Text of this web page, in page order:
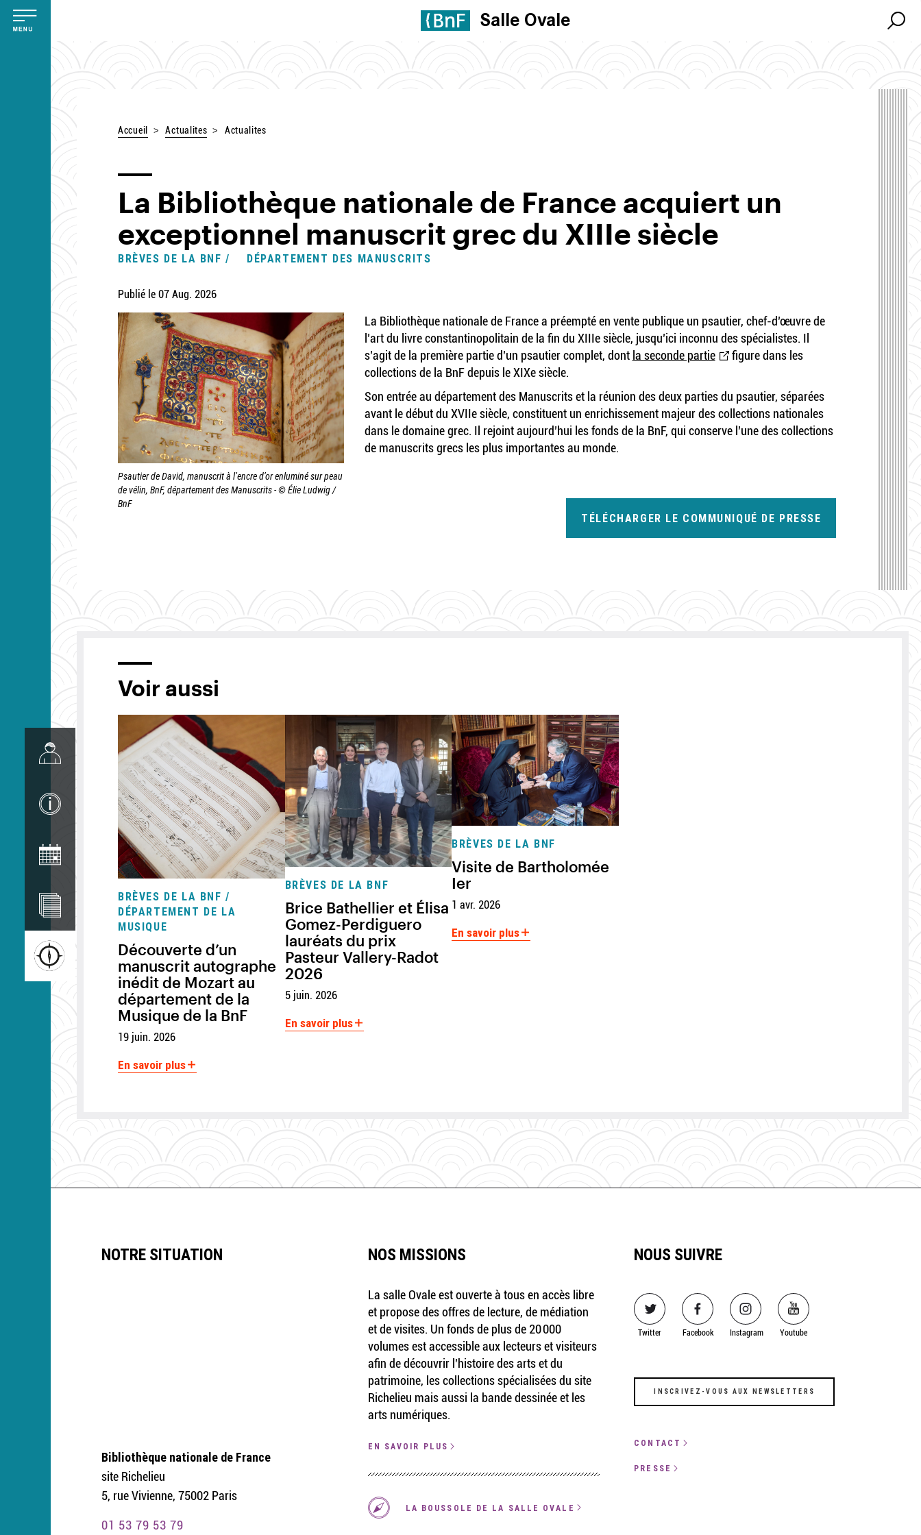
Aller
Image
Salle Ovale Search
Search
Accueil Actualites Actualites
La Bibliothèque nationale de France acquiert un
exceptionnel manuscrit grec du XIIIe siècle
BRÈVES DE LA BNF / DÉPARTEMENT DES MANUSCRITS
Publié le 07 Aug. 2026
Psautier de David, manuscrit à l’encre d’or enluminé sur peau
de vélin, BnF, département des Manuscrits - © Élie Ludwig /
BnF
La Bibliothèque nationale de France a préempté en vente publique un psautier, chef-d’œuvre de
l’art du livre constantinopolitain de la fin du XIIIe siècle, jusqu’ici inconnu des spécialistes. Il
s’agit de la première partie d’un psautier complet, dont la seconde partie
figure dans les
collections de la BnF depuis le XIXe siècle.
Son entrée au département des Manuscrits et la réunion des deux parties du psautier, séparées
avant le début du XVIIe siècle, constituent un enrichissement majeur des collections nationales
dans le domaine grec. Il rejoint aujourd’hui les fonds de la BnF, qui conserve l’une des collections
de manuscrits grecs les plus importantes au monde.
TÉLÉCHARGER LE COMMUNIQUÉ DE PRESSE
Voir aussi
BRÈVES DE LA BNF /
DÉPARTEMENT DE LA
MUSIQUE
Découverte d’un
manuscrit autographe
inédit de Mozart au
département de la
Musique de la BnF
19 juin. 2026
En savoir plus
BRÈVES DE LA BNF
Brice Bathellier et Élisa
Gomez-Perdiguero
lauréats du prix
Pasteur Vallery-Radot
2026
5 juin. 2026
En savoir plus
BRÈVES DE LA BNF
Visite de Bartholomée
Ier
1 avr. 2026
En savoir plus
NOTRE SITUATION
Bibliothèque nationale de France
site Richelieu
5, rue Vivienne, 75002 Paris
01 53 79 53 79
NOS MISSIONS
La salle Ovale est ouverte à tous en accès libre
et propose des offres de lecture, de médiation
et de visites. Un fonds de plus de 20 000
volumes est accessible aux lecteurs et visiteurs
afin de découvrir l’histoire des arts et du
patrimoine, les collections spécialisées du site
Richelieu mais aussi la bande dessinée et les
arts numériques.
EN SAVOIR PLUS
LA BOUSSOLE DE LA SALLE OVALE
NOUS SUIVRE
Image
Twitter
Image
Facebook
Image
Instagram
Image
Youtube
INSCRIVEZ-VOUS AUX NEWSLETTERS
CONTACT
PRESSE
Panneau de gestion des cookies